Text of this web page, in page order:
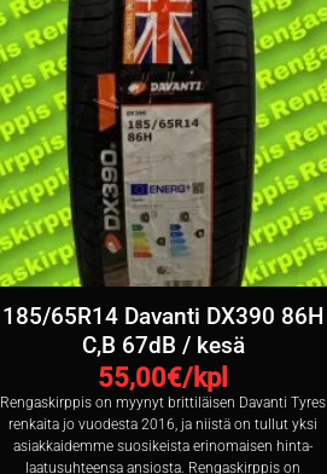
185/65R14 Davanti DX390 86H
C,B 67dB / kesä
55,00€/kpl
Rengaskirppis on myynyt brittiläisen Davanti Tyres
renkaita jo vuodesta 2016, ja niistä on tullut yksi
asiakkaidemme suosikeista erinomaisen hinta-
laatusuhteensa ansiosta. Rengaskirppis on